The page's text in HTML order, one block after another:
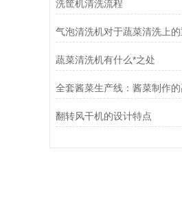
洗筐机清洗流程
气泡清洗机对于蔬菜清洗上
蔬菜清洗机有什么*之处
全套酱菜生产线：酱菜制作
翻转风干机的设计特点